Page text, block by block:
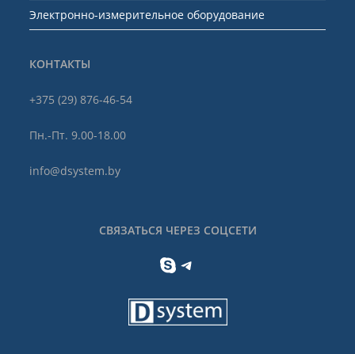
Электронно-измерительное оборудование
КОНТАКТЫ
+375 (29) 876-46-54
Пн.-Пт. 9.00-18.00
info@dsystem.by
СВЯЗАТЬСЯ ЧЕРЕЗ СОЦСЕТИ
SkypeTelegram